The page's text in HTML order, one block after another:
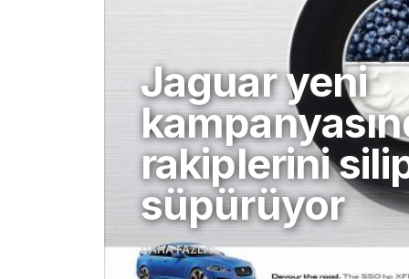
Jaguar yeni
rakiplerini
süpürüyor
DAHA FAZLA